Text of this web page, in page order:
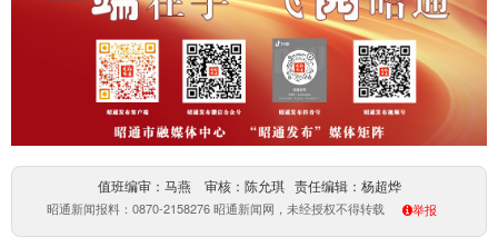
值班编审：马燕 审核：陈允琪 责任编辑：杨超烨
昭通新闻报料：0870-2158276 昭通新闻网，未经授权不得转载 举报